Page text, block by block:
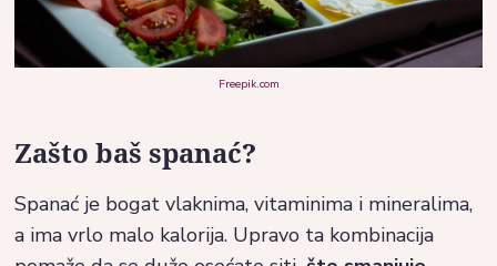
Freepik.com
Zašto baš spanać?
Spanać je bogat vlaknima, vitaminima i mineralima,
a ima vrlo malo kalorija. Upravo ta kombinacija